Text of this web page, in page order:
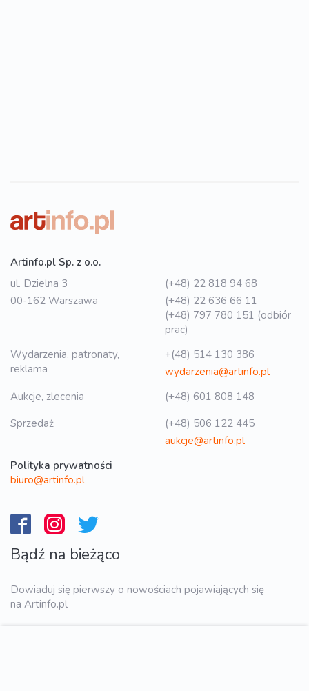
Artinfo.pl Sp. z o.o.
ul. Dzielna 3
00-162 Warszawa
(+48) 22 818 94 68
(+48) 22 636 66 11
(+48) 797 780 151 (odbiór
prac)
Wydarzenia, patronaty,
reklama
+(48) 514 130 386
wydarzenia@artinfo.pl
Aukcje, zlecenia
(+48) 601 808 148
Sprzedaż
(+48) 506 122 445
aukcje@artinfo.pl
Polityka prywatności
biuro@artinfo.pl
Bądź na bieżąco
Dowiaduj się pierwszy o nowościach pojawiających się
na Artinfo.pl